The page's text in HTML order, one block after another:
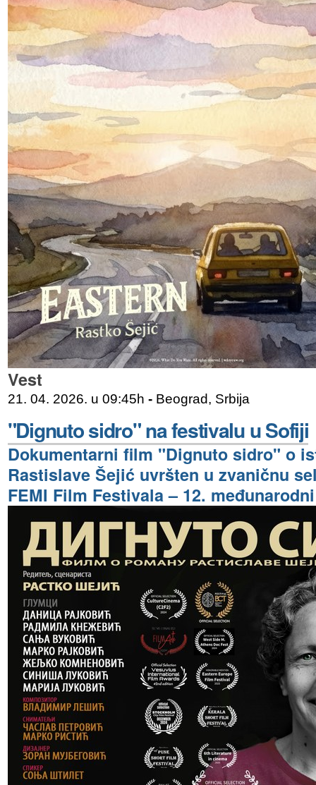
Vest
21. 04. 2026. u 09:45h - Beograd, Srbija
"Dignuto sidro" na festivalu u Sofiji
Dokumentarni film "Dignuto sidro" o
Rastislave Šejić uvršten u zvaničnu
FEMI Film Festivala – 12.